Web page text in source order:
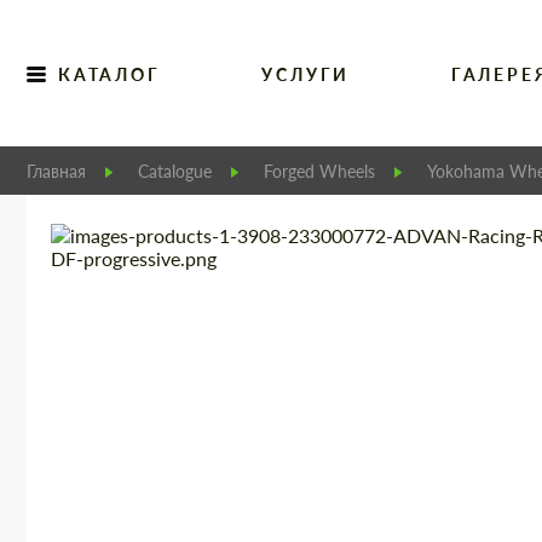
КАТАЛОГ УСЛУГИ
Главная Catalogue Forged Wheels Yokohama